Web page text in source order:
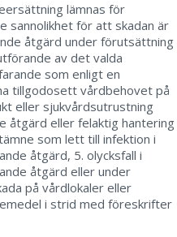
lämnas för
sannolikhet för att skadan är
åtgärd under förutsättning
av det valda
som enligt en
tillgodosett vårdbehovet på
eller sjukvårdsutrustning
åtgärd eller felaktig hantering
som lett till infektion i
åtgärd, 5. olycksfall i
åtgärd eller under
på vårdlokaler eller
i strid med föreskrifter